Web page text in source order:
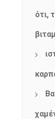
ότι,